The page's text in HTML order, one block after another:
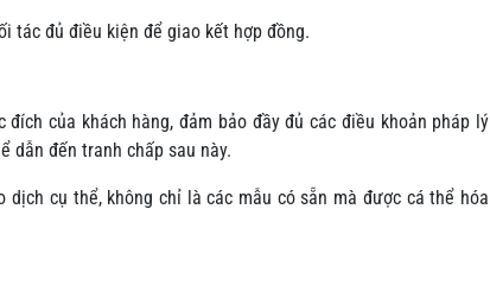
tác đủ điều kiện để giao kết hợp đồng.
của khách hàng, đảm bảo đầy đủ các điều khoản pháp lý
dẫn đến tranh chấp sau này.
cụ thể, không chỉ là các mẫu có sẵn mà được cá thể hóa